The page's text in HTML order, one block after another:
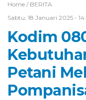
Home / BERITA
Sabtu, 18 Januari 2025 -
Kodim
Petani